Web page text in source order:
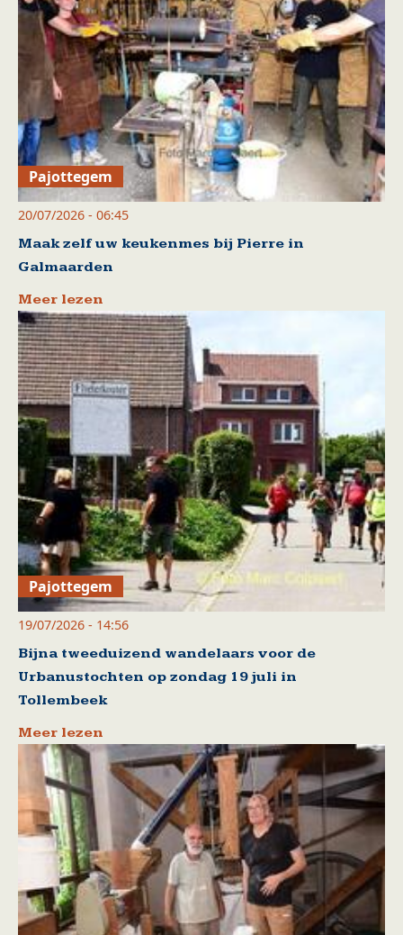
Pajottegem
20/07/2026 - 06:45
Maak zelf uw keukenmes bij Pierre in
Galmaarden
Meer lezen
Pajottegem
19/07/2026 - 14:56
Bijna tweeduizend wandelaars voor de
Urbanustochten op zondag 19 juli in
Tollembeek
Meer lezen